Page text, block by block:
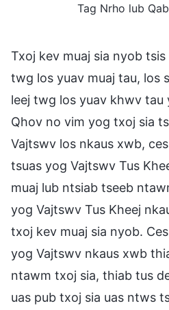
Tag Nrho lub
Txoj kev muaj sia nyob
twg los yuav muaj tau, los
leej twg los yuav khwv tau
Qhov no vim yog txoj sia
Vajtswv los nkaus xwb,
tsuas yog Vajtswv Tus
muaj lub ntsiab tseeb
yog Vajtswv Tus Kheej
txoj kev muaj sia nyob.
yog Vajtswv nkaus xwb
ntawm txoj sia, thiab tus
uas pub txoj sia uas ntws